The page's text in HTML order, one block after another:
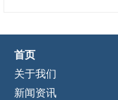
首页
关于我们
新闻资讯